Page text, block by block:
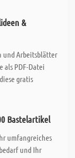
&
und Arbeitsblätter
als PDF-Datei
gratis
Bastelartikel
umfangreiches
und Ihr